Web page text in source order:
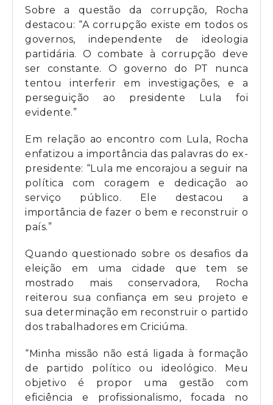
Sobre a questão da corrupção, Rocha
destacou: “A corrupção existe em todos os
governos, independente de ideologia
partidária. O combate à corrupção deve
ser constante. O governo do PT nunca
tentou interferir em investigações, e a
perseguição ao presidente Lula foi
evidente.”
Em relação ao encontro com Lula, Rocha
enfatizou a importância das palavras do ex-
presidente: “Lula me encorajou a seguir na
política com coragem e dedicação ao
serviço público. Ele destacou a
importância de fazer o bem e reconstruir o
país.”
Quando questionado sobre os desafios da
eleição em uma cidade que tem se
mostrado mais conservadora, Rocha
reiterou sua confiança em seu projeto e
sua determinação em reconstruir o partido
dos trabalhadores em Criciúma.
“Minha missão não está ligada à formação
de partido político ou ideológico. Meu
objetivo é propor uma gestão com
eficiência e profissionalismo, focada no